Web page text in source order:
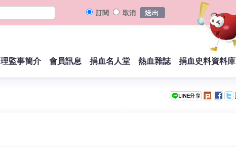
訂閱 取消
理監事簡介 會員訊息 捐血名人堂 熱血雜誌 捐血史料資料庫